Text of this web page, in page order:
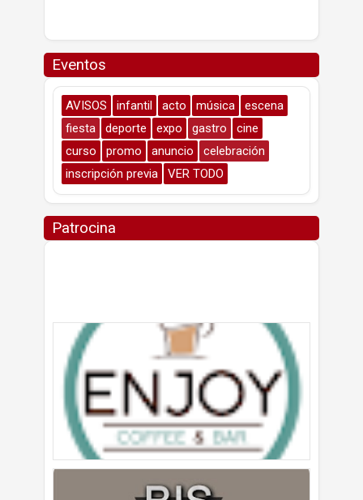
Eventos
AVISOS infantil acto música
escena
fiesta
deporte expo gastro
cine
curso
promo anuncio
celebración
inscripción previa
VER TODO
Patrocina